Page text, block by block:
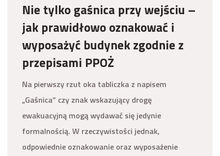
Nie tylko gaśnica przy wejściu –
jak prawidłowo oznakować i
wyposażyć budynek zgodnie z
przepisami PPOŻ
Na pierwszy rzut oka tabliczka z napisem
„Gaśnica” czy znak wskazujący drogę
ewakuacyjną mogą wydawać się jedynie
formalnością. W rzeczywistości jednak,
odpowiednie oznakowanie oraz wyposażenie